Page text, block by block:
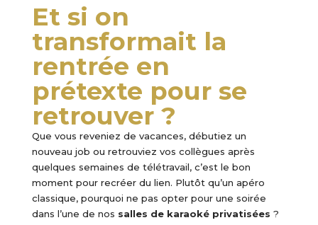
Et si on
transformait la
rentrée en
prétexte pour se
retrouver ?
Que vous reveniez de vacances, débutiez un
nouveau job ou retrouviez vos collègues après
quelques semaines de télétravail, c’est le bon
moment pour recréer du lien. Plutôt qu’un apéro
classique, pourquoi ne pas opter pour une soirée
dans l’une de nos salles de karaoké privatisées ?